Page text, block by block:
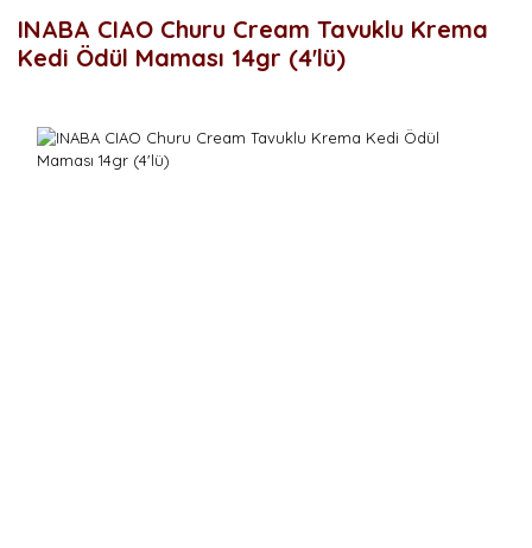
INABA CIAO Churu Cream Tavuklu Krema
Kedi Ödül Maması 14gr (4'lü)